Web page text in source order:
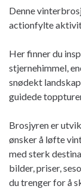
Denne
actionfylte
Her finner du
stjernehimmel,
snødekt
guidede
Brosjyren er
ønsker å løfte
med sterk
bilder, priser,
du trenger for å